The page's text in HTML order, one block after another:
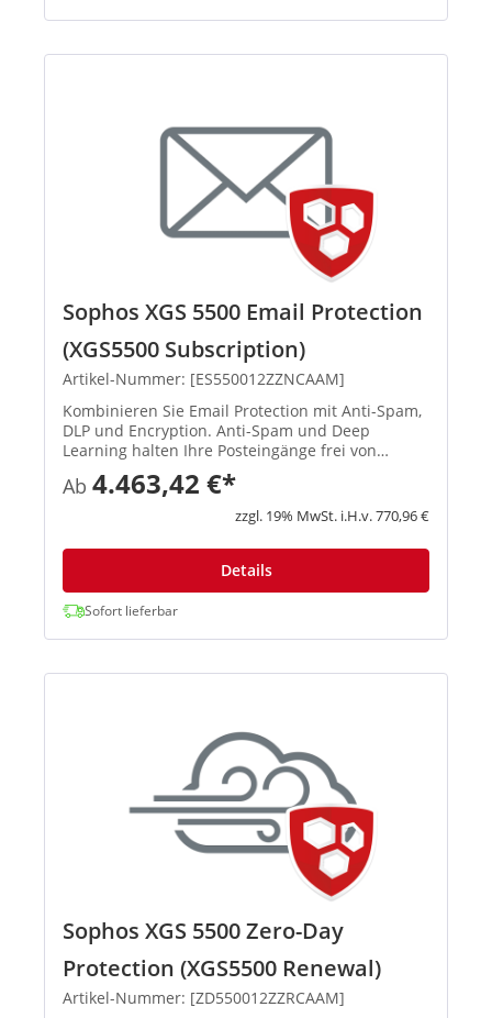
Sophos XGS 5500 Email Protection
(XGS5500 Subscription)
Artikel-Nummer: [ES550012ZZNCAAM]
Kombinieren Sie Email Protection mit Anti-Spam,
DLP und Encryption. Anti-Spam und Deep
Learning halten Ihre Posteingänge frei von
Bedrohungen, Spam und Phishing-Angriffen. DLP
und Verschlüsselungs-Technologien schützen
Ihre sensiblen Daten. Integrier...
Ab 4.463,42 €*
zzgl. 19% MwSt. i.H.v. 770,96 €
Details
Sofort lieferbar
Sophos XGS 5500 Zero-Day
Protection (XGS5500 Renewal)
Artikel-Nummer: [ZD550012ZZRCAAM]